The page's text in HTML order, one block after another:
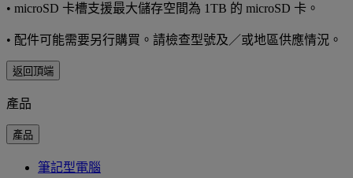
• microSD 卡槽支援最大儲存空間為 1TB 的 microSD 卡。
• 配件可能需要另行購買。請檢查型號及／或地區供應情況。
返回頂端
產品
產品
筆記型電腦